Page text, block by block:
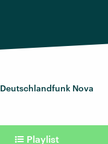
Deutschlandfunk Nova
Playlist